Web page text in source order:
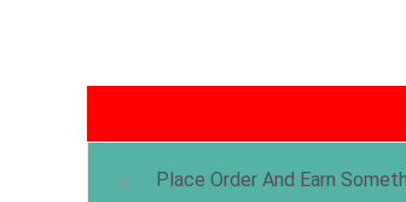
Place Order And Earn